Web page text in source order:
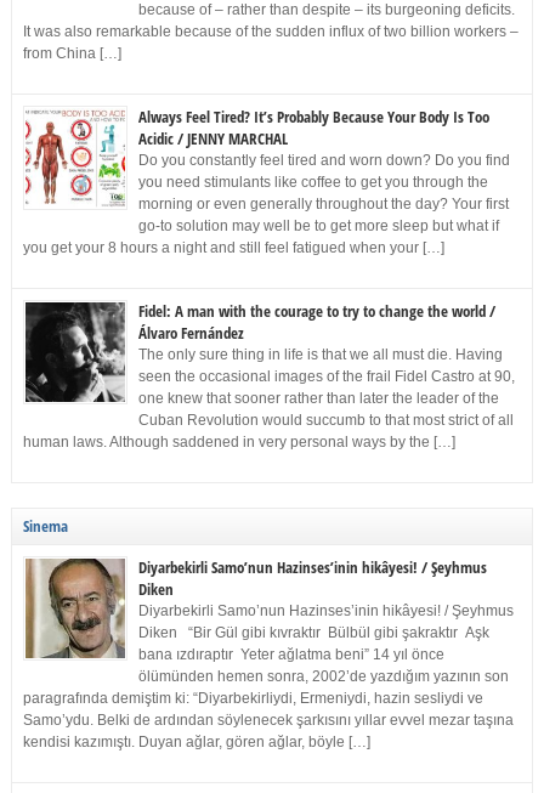
because of – rather than despite – its burgeoning deficits.
It was also remarkable because of the sudden influx of two billion workers –
from China […]
Always Feel Tired? It’s Probably Because Your Body Is Too
Acidic / JENNY MARCHAL
Do you constantly feel tired and worn down? Do you find
you need stimulants like coffee to get you through the
morning or even generally throughout the day? Your first
go-to solution may well be to get more sleep but what if
you get your 8 hours a night and still feel fatigued when your […]
Fidel: A man with the courage to try to change the world /
Álvaro Fernández
The only sure thing in life is that we all must die. Having
seen the occasional images of the frail Fidel Castro at 90,
one knew that sooner rather than later the leader of the
Cuban Revolution would succumb to that most strict of all
human laws. Although saddened in very personal ways by the […]
Sinema
Diyarbekirli Samo’nun Hazinses’inin hikâyesi! / Şeyhmus
Diken
Diyarbekirli Samo’nun Hazinses’inin hikâyesi! / Şeyhmus
Diken “Bir Gül gibi kıvraktır Bülbül gibi şakraktır Aşk
bana ızdıraptır Yeter ağlatma beni” 14 yıl önce
ölümünden hemen sonra, 2002’de yazdığım yazının son
paragrafında demiştim ki: “Diyarbekirliydi, Ermeniydi, hazin sesliydi ve
Samo’ydu. Belki de ardından söylenecek şarkısını yıllar evvel mezar taşına
kendisi kazımıştı. Duyan ağlar, gören ağlar, böyle […]